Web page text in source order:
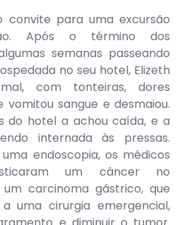
convite para uma excursão
Após o término dos
semanas passeando
no seu hotel, Elizeth
com tonteiras, dores
vomitou sangue e desmaiou.
do hotel a achou caída, e a
internada às pressas.
endoscopia, os médicos
um câncer no
carcinoma gástrico, que
uma cirurgia emergencial,